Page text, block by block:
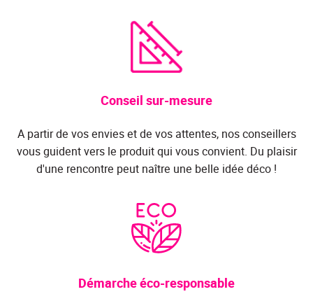
Conseil sur-mesure
A partir de vos envies et de vos attentes, nos conseillers
vous guident vers le produit qui vous convient. Du plaisir
d'une rencontre peut naître une belle idée déco !
Démarche éco-responsable